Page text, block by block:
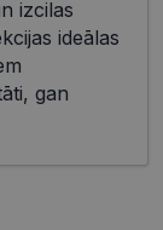
izcilas
ideālas
gan